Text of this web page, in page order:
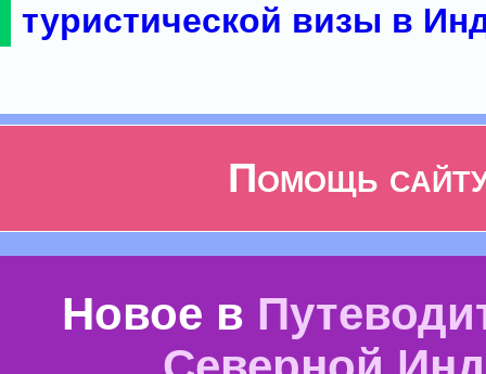
туристической визы в
Помощь
Новое в